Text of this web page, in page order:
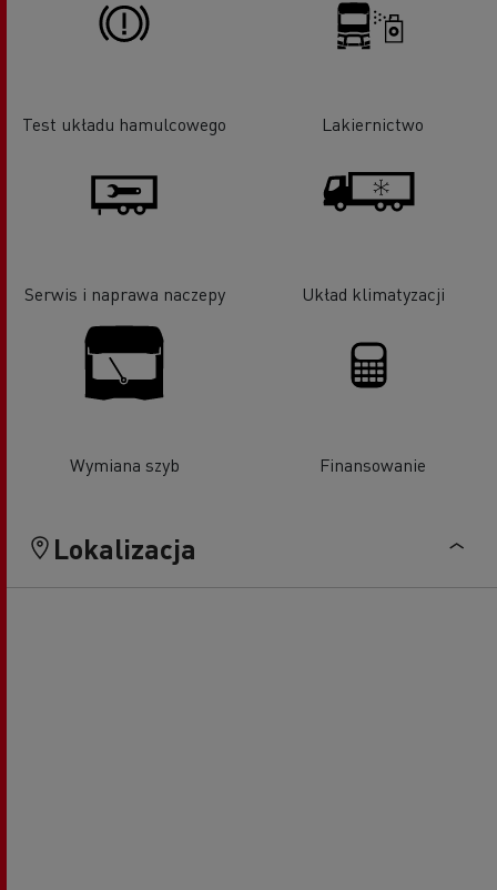
Test układu hamulcowego Lakiernictwo
Serwis i naprawa naczepy Układ klimatyzacji
Wymiana szyb Finansowanie
Lokalizacja